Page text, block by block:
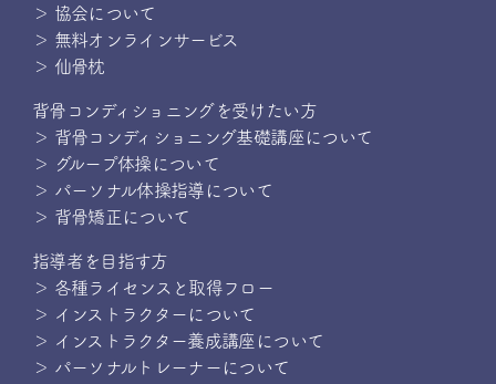
＞ 協会について
＞ 無料オンラインサービス
＞ 仙骨枕
背骨コンディショニングを受けたい方
＞ 背骨コンディショニング基礎講座について
＞ グループ体操について
＞ パーソナル体操指導について
＞ 背骨矯正について
指導者を目指す方
＞ 各種ライセンスと取得フロー
＞ インストラクターについて
＞ インストラクター養成講座について
＞ パーソナルトレーナーについて